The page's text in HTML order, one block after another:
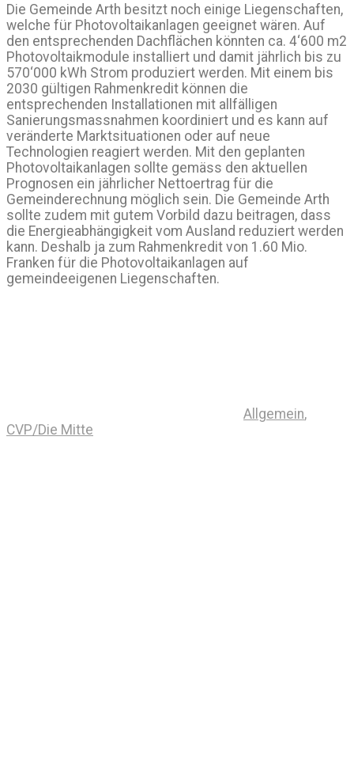
Die Gemeinde Arth besitzt noch einige Liegenschaften,
welche für Photovoltaikanlagen geeignet wären. Auf
den entsprechenden Dachflächen könnten ca. 4‘600 m2
Photovoltaikmodule installiert und damit jährlich bis zu
570‘000 kWh Strom produziert werden. Mit einem bis
2030 gültigen Rahmenkredit können die
entsprechenden Installationen mit allfälligen
Sanierungsmassnahmen koordiniert und es kann auf
veränderte Marktsituationen oder auf neue
Technologien reagiert werden. Mit den geplanten
Photovoltaikanlagen sollte gemäss den aktuellen
Prognosen ein jährlicher Nettoertrag für die
Gemeinderechnung möglich sein. Die Gemeinde Arth
sollte zudem mit gutem Vorbild dazu beitragen, dass
die Energieabhängigkeit vom Ausland reduziert werden
kann. Deshalb ja zum Rahmenkredit von 1.60 Mio.
Franken für die Photovoltaikanlagen auf
gemeindeeigenen Liegenschaften.
Allgemein,
CVP/Die Mitte